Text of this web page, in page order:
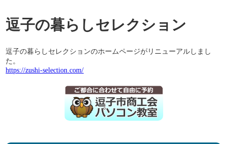
逗子の暮らしセレクション
逗子の暮らしセレクションのホームページがリニューアルしまし
た。
https://zushi-selection.com/